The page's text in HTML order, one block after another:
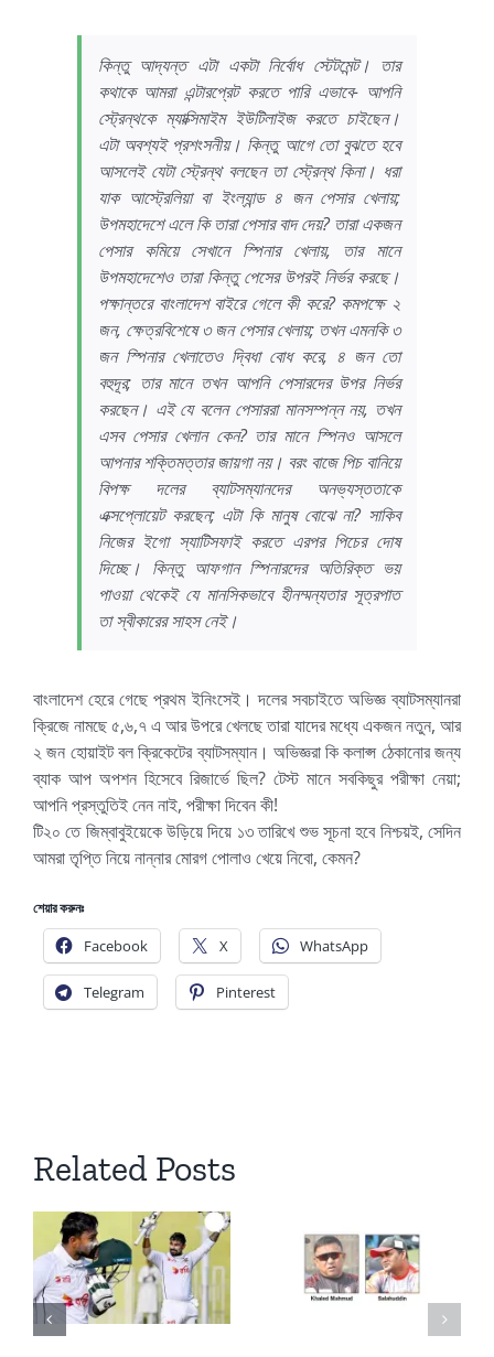
কিন্তু আদ্যন্ত এটা একটা নির্বোধ স্টেটমেন্ট। তার
কথাকে আমরা এন্টারপ্রেট করতে পারি এভাবে- আপনি
স্ট্রেন্থকে ম্যাক্সিমাইম ইউটিলাইজ করতে চাইছেন।
এটা অবশ্যই প্রশংসনীয়। কিন্তু আগে তো বুঝতে হবে
আসলেই যেটা স্ট্রেন্থ বলছেন তা স্ট্রেন্থ কিনা। ধরা
যাক আস্ট্রেলিয়া বা ইংল্যান্ড ৪ জন পেসার খেলায়;
উপমহাদেশে এলে কি তারা পেসার বাদ দেয়? তারা একজন
পেসার কমিয়ে সেখানে স্পিনার খেলায়, তার মানে
উপমহাদেশেও তারা কিন্তু পেসের উপরই নির্ভর করছে।
পক্ষান্তরে বাংলাদেশ বাইরে গেলে কী করে? কমপক্ষে ২
জন, ক্ষেত্রবিশেষে ৩ জন পেসার খেলায়; তখন এমনকি ৩
জন স্পিনার খেলাতেও দ্বিধা বোধ করে, ৪ জন তো
বহুদূর; তার মানে তখন আপনি পেসারদের উপর নির্ভর
করছেন। এই যে বলেন পেসাররা মানসম্পন্ন নয়, তখন
এসব পেসার খেলান কেন? তার মানে স্পিনও আসলে
আপনার শক্তিমত্তার জায়গা নয়। বরং বাজে পিচ বানিয়ে
বিপক্ষ দলের ব্যাটসম্যানদের অনভ্যস্ততাকে
এক্সপ্লোয়েট করছেন; এটা কি মানুষ বোঝে না? সাকিব
নিজের ইগো স্যাটিসফাই করতে এরপর পিচের দোষ
দিচ্ছে। কিন্তু আফগান স্পিনারদের অতিরিক্ত ভয়
পাওয়া থেকেই যে মানসিকভাবে হীনম্মন্যতার সূত্রপাত
তা স্বীকারের সাহস নেই।
বাংলাদেশ হেরে গেছে প্রথম ইনিংসেই। দলের সবচাইতে অভিজ্ঞ ব্যাটসম্যানরা
ক্রিজে নামছে ৫,৬,৭ এ আর উপরে খেলছে তারা যাদের মধ্যে একজন নতুন, আর
২ জন হোয়াইট বল ক্রিকেটের ব্যাটসম্যান। অভিজ্ঞরা কি কলাপ্স ঠেকানোর জন্য
ব্যাক আপ অপশন হিসেবে রিজার্ভে ছিল? টেস্ট মানে সবকিছুর পরীক্ষা নেয়া;
আপনি প্রস্তুতিই নেন নাই, পরীক্ষা দিবেন কী!
টি২০ তে জিম্বাবুইয়েকে উড়িয়ে দিয়ে ১৩ তারিখে শুভ সূচনা হবে নিশ্চয়ই, সেদিন
আমরা তৃপ্তি নিয়ে নান্নার মোরগ পোলাও খেয়ে নিবো, কেমন?
শেয়ার করুনঃ
Facebook X WhatsApp
Telegram Pinterest
Related Posts